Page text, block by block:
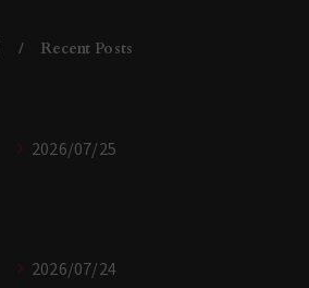
Recent Posts
2026/07/25
2026/07/24